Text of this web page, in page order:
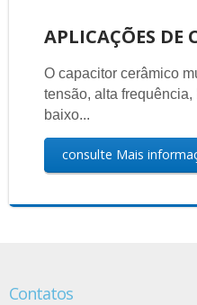
APLICAÇÕES DE
O capacitor cerâmico
tensão, alta frequência,
baixo...
consulte Mais
Contatos